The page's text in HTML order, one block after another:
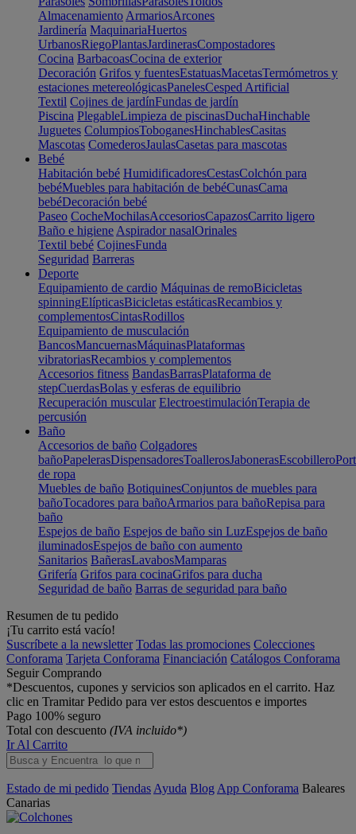
Almacenamiento ArmariosArcones
Jardinería MaquinariaHuertos
UrbanosRiegoPlantasJardinerasCompostadores
Cocina BarbacoasCocina de exterior
Decoración Grifos y fuentesEstatuasMacetasTermómetros y
estaciones metereológicasPanelesCesped Artificial
Textil Cojines de jardínFundas de jardín
Piscina PlegableLimpieza de piscinasDuchaHinchable
Juguetes ColumpiosToboganesHinchablesCasitas
Mascotas ComederosJaulasCasetas para mascotas
Bebé
Habitación bebé HumidificadoresCestasColchón para
bebéMuebles para habitación de bebéCunasCama
bebéDecoración bebé
Paseo CocheMochilasAccesoriosCapazosCarrito ligero
Baño e higiene Aspirador nasalOrinales
Textil bebé CojinesFunda
Seguridad Barreras
Deporte
Equipamiento de cardio Máquinas de remoBicicletas
spinningElípticasBicicletas estáticasRecambios y
complementosCintasRodillos
Equipamiento de musculación
BancosMancuernasMáquinasPlataformas
vibratoriasRecambios y complementos
Accesorios fitness BandasBarrasPlataforma de
stepCuerdasBolas y esferas de equilibrio
Recuperación muscular ElectroestimulaciónTerapia de
percusión
Baño
Accesorios de baño Colgadores
bañoPapelerasDispensadoresToallerosJabonerasEscobillero
de ropa
Muebles de baño BotiquinesConjuntos de muebles para
bañoTocadores para bañoArmarios para bañoRepisa para
baño
Espejos de baño Espejos de baño sin LuzEspejos de baño
iluminadosEspejos de baño con aumento
Sanitarios BañerasLavabosMamparas
Grifería Grifos para cocinaGrifos para ducha
Seguridad de baño Barras de seguridad para baño
Resumen de tu pedido
¡Tu carrito está vacío!
Suscríbete a la newsletter Todas las promociones Colecciones
Conforama Tarjeta Conforama Financiación Catálogos Conforama
Seguir Comprando
*Descuentos, cupones y servicios son aplicados en el carrito. Haz
clic en Tramitar Pedido para ver estos descuentos e importes
Pago 100% seguro
Total con descuento (IVA incluido*)
Ir Al Carrito
Estado de mi pedido Tiendas Ayuda Blog App Conforama Baleares
Canarias